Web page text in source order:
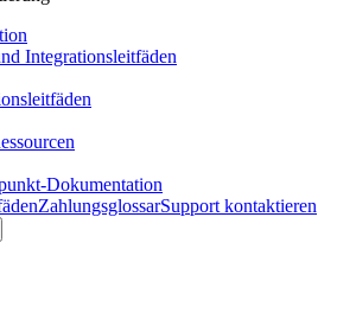
Integrationsleitfäden
Dokumentation
ZahlungsglossarSupport kontaktieren